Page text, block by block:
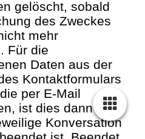
gelöscht, sobald
des Zweckes
mehr
Für die
Daten aus der
Kontaktformulars
per E-Mail
ist dies dann der
Konversation